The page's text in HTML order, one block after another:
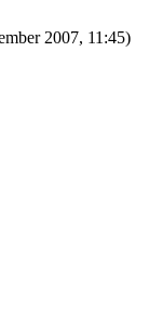
2007, 11:45)